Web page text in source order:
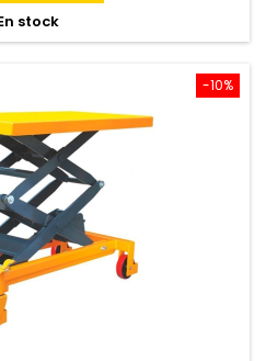
stock
-10%